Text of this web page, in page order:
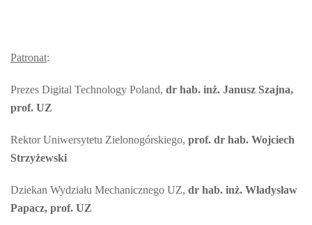
Patronat:
Prezes Digital Technology Poland, dr hab. inż. Janusz Szajna,
prof. UZ
Rektor Uniwersytetu Zielonogórskiego, prof. dr hab. Wojciech
Strzyżewski
Dziekan Wydziału Mechanicznego UZ, dr hab. inż. Władysław
Papacz, prof. UZ